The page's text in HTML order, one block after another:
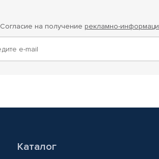
Согласие на получение рекламно-
Каталог